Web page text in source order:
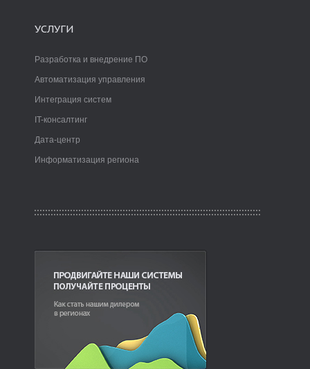
УСЛУГИ
Разработка и внедрение ПО
Автоматизация управления
Интеграция систем
IT-консалтинг
Дата-центр
Информатизация региона